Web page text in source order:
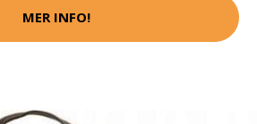
MER INFO!